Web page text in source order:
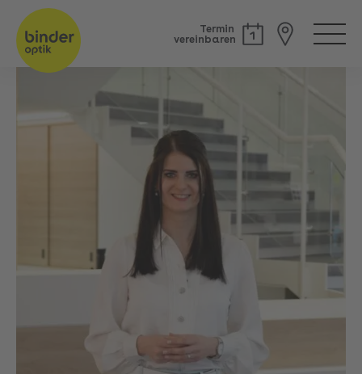
Termin
vereinbaren